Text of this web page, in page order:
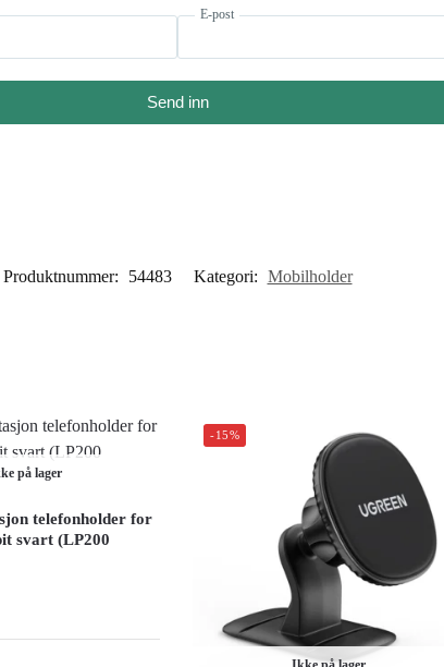
E-post
Send inn
Produktnummer: 54483 Kategori: Mobilholder
på lager
telefonholder for
svart (LP200
-15%